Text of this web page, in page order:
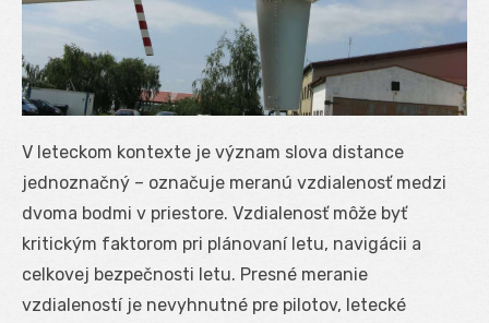
V leteckom kontexte je význam slova distance
jednoznačný – označuje meranú vzdialenosť medzi
dvoma bodmi v priestore. Vzdialenosť môže byť
kritickým faktorom pri plánovaní letu, navigácii a
celkovej bezpečnosti letu. Presné meranie
vzdialeností je nevyhnutné pre pilotov, letecké